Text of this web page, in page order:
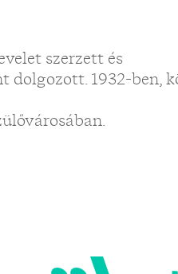
szerzett és
dolgozott. 1932-ben,